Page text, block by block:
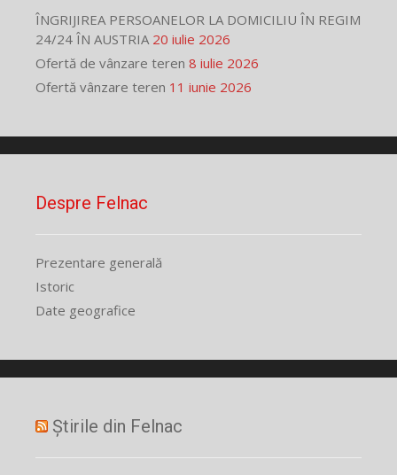
ÎNGRIJIREA PERSOANELOR LA DOMICILIU ÎN REGIM
24/24 ÎN AUSTRIA 20 iulie 2026
Ofertă de vânzare teren 8 iulie 2026
Ofertă vânzare teren 11 iunie 2026
Despre Felnac
Prezentare generală
Istoric
Date geografice
Știrile din Felnac